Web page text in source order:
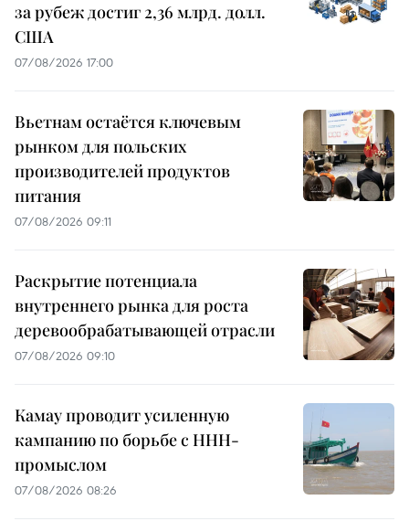
за рубеж достиг 2,36 млрд. долл.
США
07/08/2026 17:00
Вьетнам остаётся ключевым
рынком для польских
производителей продуктов
питания
07/08/2026 09:11
Раскрытие потенциала
внутреннего рынка для роста
деревообрабатывающей отрасли
07/08/2026 09:10
Камау проводит усиленную
кампанию по борьбе с ННН-
промыслом
07/08/2026 08:26